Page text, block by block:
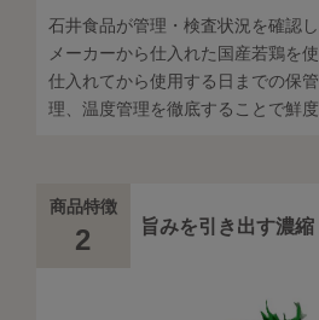
石井食品が管理・検査状況を確認
メーカーから仕入れた国産若鶏を
仕入れてから使用する日までの保
理、温度管理を徹底することで鮮度
商品特徴
2 旨みを引き出す濃縮